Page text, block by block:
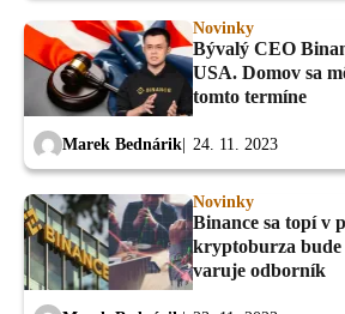
Novinky
Bývalý CEO
USA. Domov sa
tomto termíne
Marek Bednárik 24. 11. 2023
Novinky
Binance sa topí v
kryptoburza bude
varuje odborník